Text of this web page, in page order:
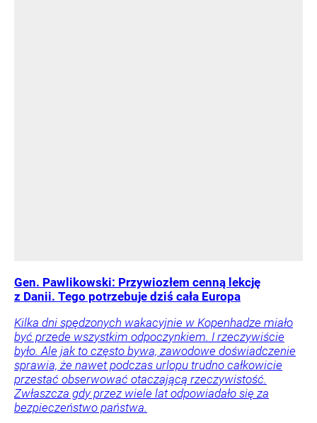
Gen. Pawlikowski: Przywiozłem cenną lekcję
z Danii. Tego potrzebuje dziś cała Europa
Kilka dni spędzonych wakacyjnie w Kopenhadze miało
być przede wszystkim odpoczynkiem. I rzeczywiście
było. Ale jak to często bywa, zawodowe doświadczenie
sprawia, że nawet podczas urlopu trudno całkowicie
przestać obserwować otaczającą rzeczywistość.
Zwłaszcza gdy przez wiele lat odpowiadało się za
bezpieczeństwo państwa.